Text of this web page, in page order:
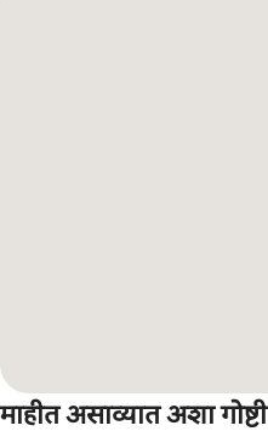
माहीत असाव्यात अशा गोष्टी